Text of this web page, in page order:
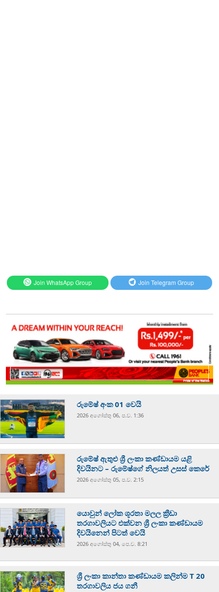
Join WhatsApp Group Join Telegram Group
රුමේෂ් අංක 01 වෙයි
2026 අගෝස්‍තු 06, ප.ව. 1:36
රුමේෂ් ඇතුළු ශ්‍රී ලංකා කණ්ඩායම යළි
දිවයිනට – රුමේෂ්ගේ නිලයත් උසස් කෙරේ
2026 අගෝස්‍තු 05, ප.ව. 2:15
යොවුන් ලෝක ශූරතා මලල ක්‍රීඩා
තරගාවලියට එක්වන ශ්‍රී ලංකා කණ්ඩායම
දිවයිනෙන් පිටත් වෙයි
2026 අගෝස්‍තු 04, පෙ.ව. 8:21
ශ්‍රී ලංකා කාන්තා කණ්ඩායම කලින්ම T 20
තරගාවලිය ජය ගනී